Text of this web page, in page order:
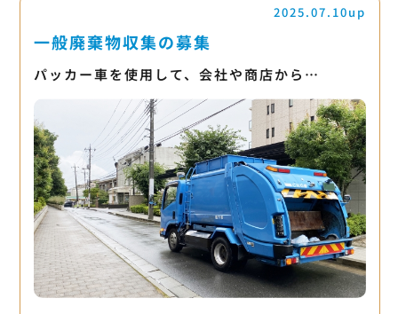
2025.07.10up
一般廃棄物収集の募集
パッカー車を使用して、会社や商店から…